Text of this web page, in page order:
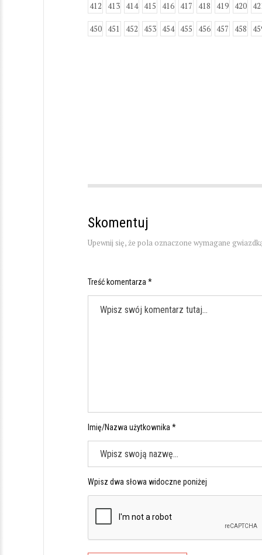
412 413 414 415 416 417 418 419 420
450 451 452 453 454 455 456 457 458
Skomentuj
Upewnij się, że pola oznaczone wymagane
Treść komentarza *
Imię/Nazwa użytkownika *
Wpisz dwa słowa widoczne poniżej